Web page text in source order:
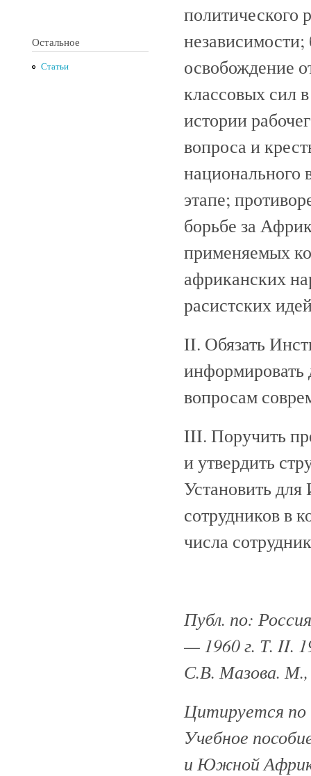
Остальное
Статьи
политического
освобождение
классовых сил
истории
вопроса и
национального
этапе;
борьбе за
применяемых
африканских
расистских
II. Обязать
информировать
вопросам
III. Поручить
и утвердить
Установить
сотрудников в
числа
Публ. по:
— 1960 г. Т. II.
С.В. Мазова. М.,
Цитируется по
Учебное
и Южной